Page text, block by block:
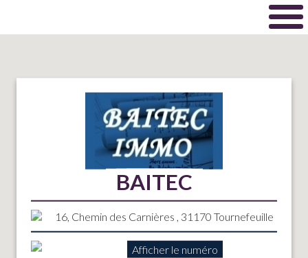
BAITEC
16, Chemin des Carnières , 31170 Tournefeuille
Afficher le numéro